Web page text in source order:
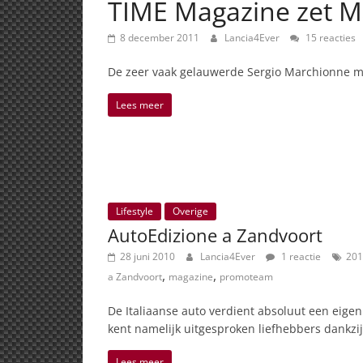
TIME Magazine zet
8 december 2011 Lancia4Ever 15 reacties
De zeer vaak gelauwerde Sergio Marchionne
Lees meer
Lifestyle Overige
AutoEdizione a Zandvoort
28 juni 2010 Lancia4Ever 1 reactie
a Zandvoort, magazine, promoteam
De Italiaanse auto verdient absoluut een
kent namelijk uitgesproken liefhebbers